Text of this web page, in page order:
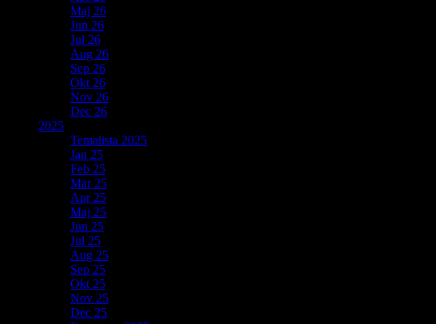
Maj 26
Jun 26
Jul 26
Aug 26
Sep 26
Okt 26
Nov 26
Dec 26
2025
Temalista 2025
Jan 25
Feb 25
Mar 25
Apr 25
Maj 25
Jun 25
Jul 25
Aug 25
Sep 25
Okt 25
Nov 25
Dec 25